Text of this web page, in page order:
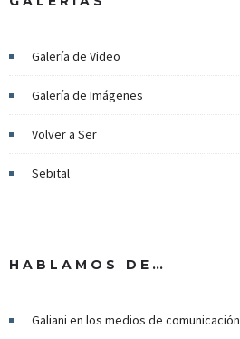
Galería de Video
Galería de Imágenes
Volver a Ser
Sebital
HABLAMOS DE…
Galiani en los medios de comunicación